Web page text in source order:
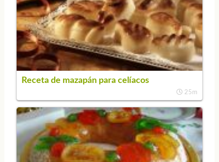
Receta de mazapán para celíacos
25m